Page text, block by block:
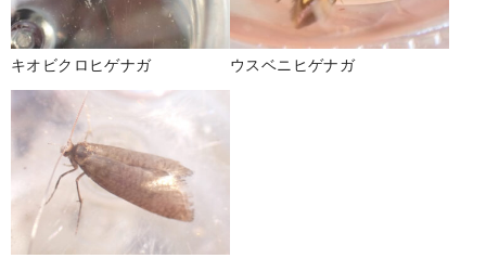
キオビクロヒゲナガ ウスベニヒゲナガ